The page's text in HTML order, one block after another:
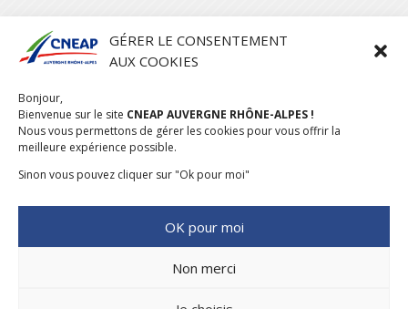
GÉRER LE CONSENTEMENT
AUX COOKIES
Bonjour,
Bienvenue sur le site CNEAP AUVERGNE RHÔNE-ALPES !
Nous vous permettons de gérer les cookies pour vous offrir la
meilleure expérience possible.
Sinon vous pouvez cliquer sur "Ok pour moi"
OK pour moi
Non merci

stephanie.maillot@cneap.fr